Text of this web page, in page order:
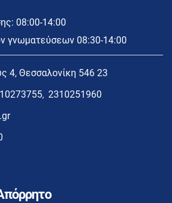
08:00-14:00
γνωματεύσεων 08:30-14:00
4, Θεσσαλονίκη 546 23
, 2310251960